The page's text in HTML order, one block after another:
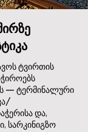
ტვირთის
— ტერმინალური
და,
სარკინიგზო